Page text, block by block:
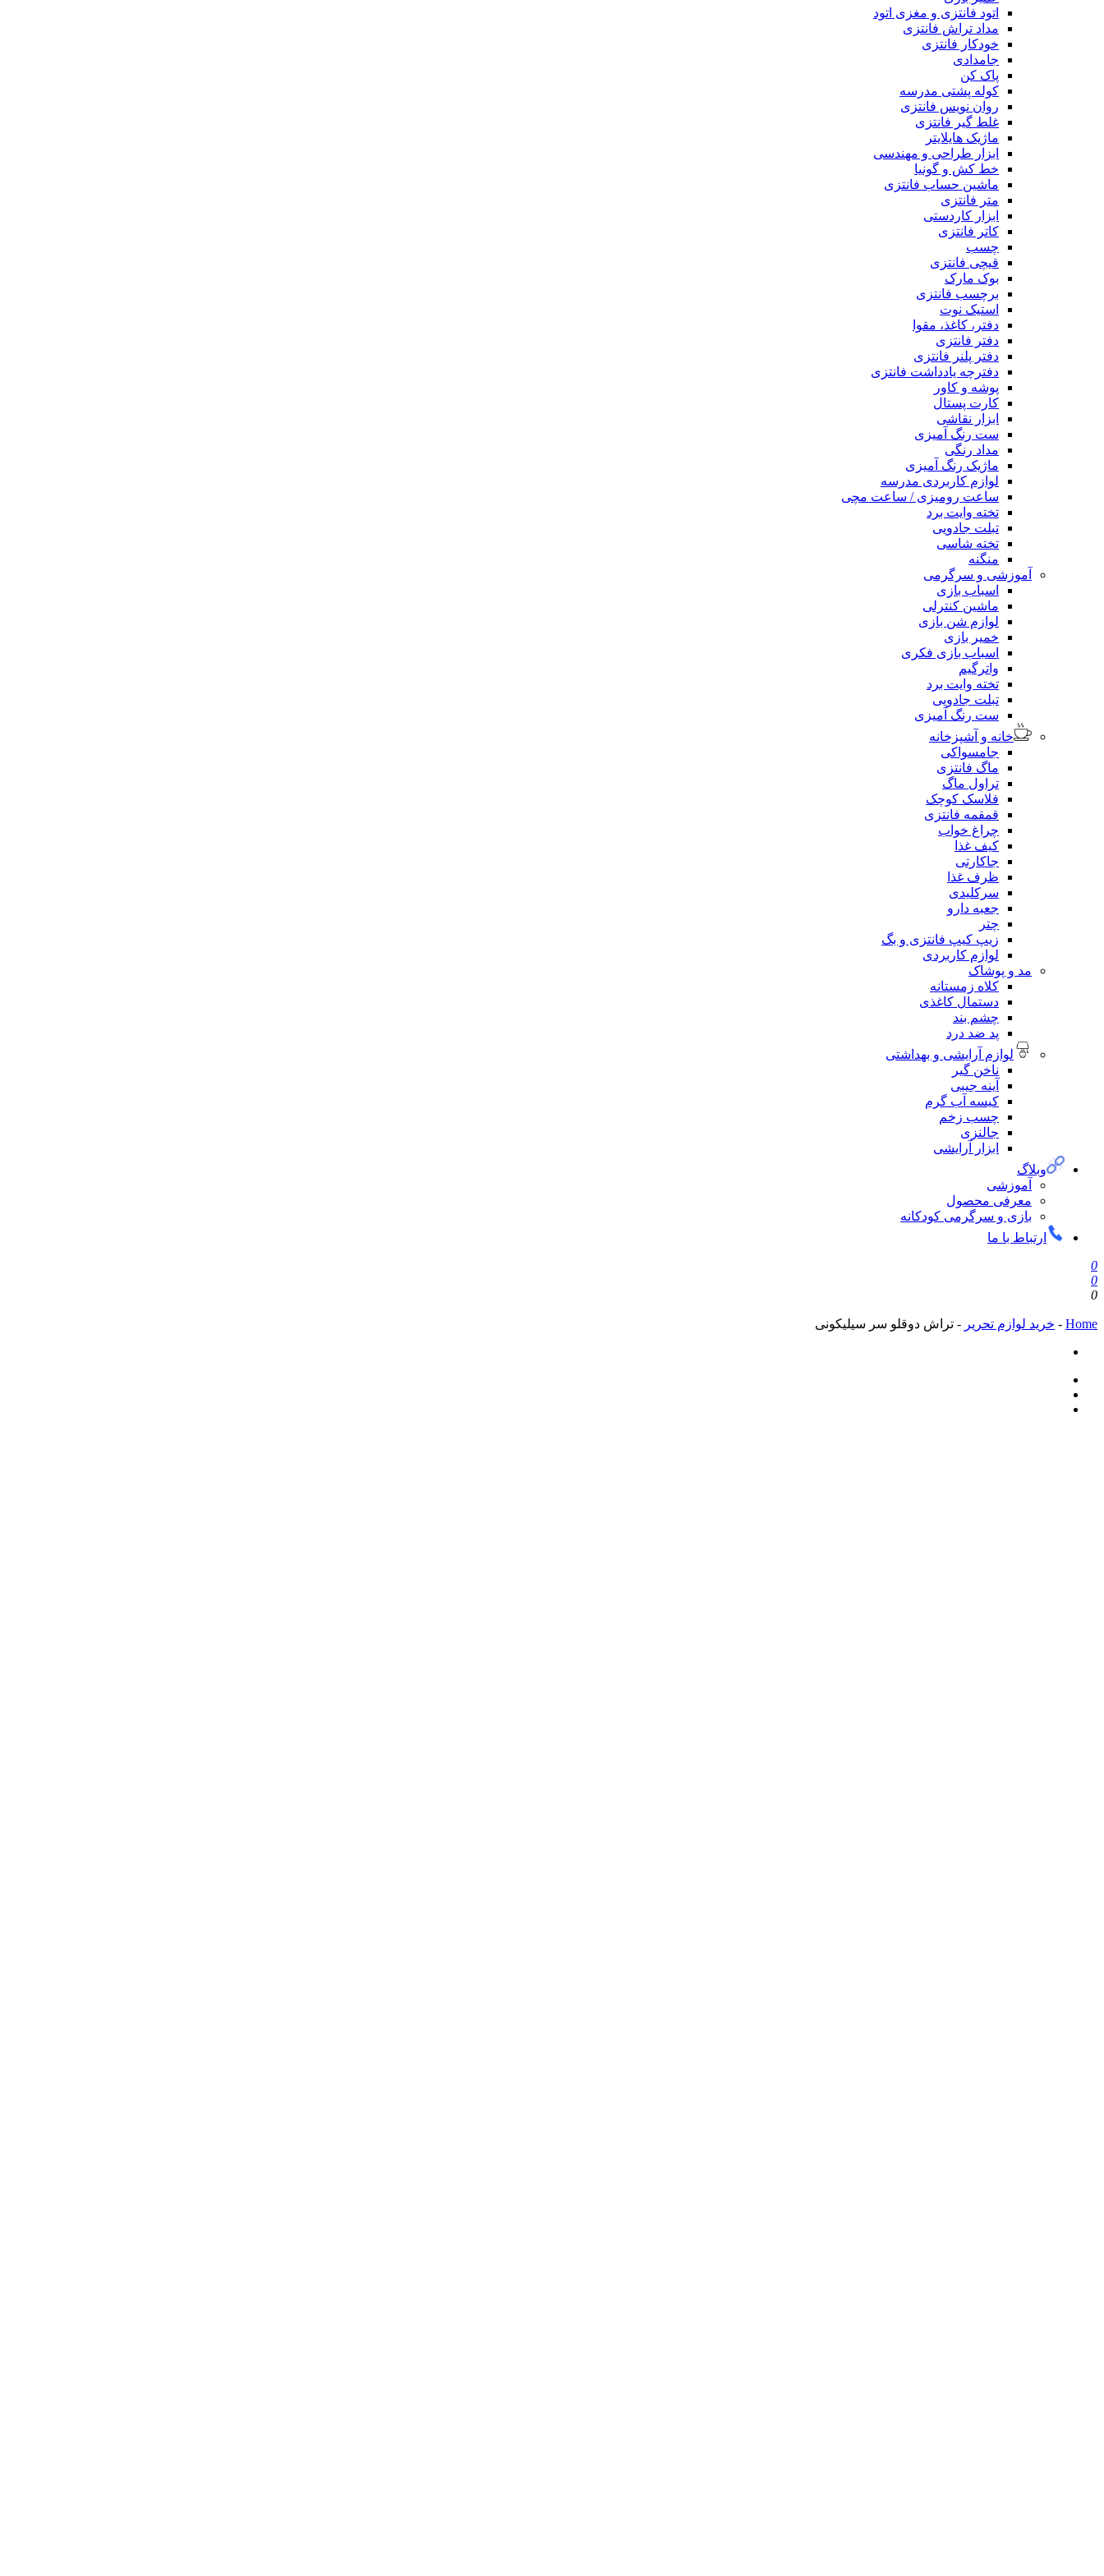
اتود فانتزی و مغزی اتود
مداد تراش فانتزی
خودکار فانتزی
جامدادی
پاک کن
کوله پشتی مدرسه
روان نویس فانتزی
غلط گیر فانتزی
ماژیک هایلایتر
ابزار طراحی و مهندسی
خط کش و گونیا
ماشین حساب فانتزی
متر فانتزی
ابزار کاردستی
کاتر فانتزی
چسب
قیچی فانتزی
بوک مارک
برچسب فانتزی
استیک نوت
دفتر، کاغذ، مقوا
دفتر فانتزی
دفتر پلنر فانتزی
دفترچه یادداشت فانتزی
پوشه و کاور
کارت پستال
ابزار نقاشی
ست رنگ آمیزی
مداد رنگی
ماژیک رنگ آمیزی
لوازم کاربردی مدرسه
ساعت رومیزی / ساعت مچی
تخته وایت برد
تبلت جادویی
تخته شاسی
منگنه
آموزشی و سرگرمی
اسباب بازی
ماشین کنترلی
لوازم شن بازی
خمیر بازی
اسباب بازی فکری
واترگیم
تخته وایت برد
تبلت جادویی
ست رنگ آمیزی
خانه و آشپزخانه
جامسواکی
ماگ فانتزی
تراول ماگ
فلاسک کوچک
قمقمه فانتزی
چراغ خواب
کیف غذا
جاکارتی
ظرف غذا
سرکلیدی
جعبه دارو
چتر
زیپ کیپ فانتزی و بگ
لوازم کاربردی
مد و پوشاک
کلاه زمستانه
دستمال کاغذی
چشم بند
پد ضد درد
لوازم آرایشی و بهداشتی
ناخن گیر
آینه جیبی
کیسه آب گرم
چسب زخم
جالنزی
ابزار آرایشی
وبلاگ
آموزشی
معرفی محصول
بازی و سرگرمی کودکانه
ارتباط با ما
0
0
0
Home
- خرید لوازم تحریر - تراش دوقلو سر سیلیکونی